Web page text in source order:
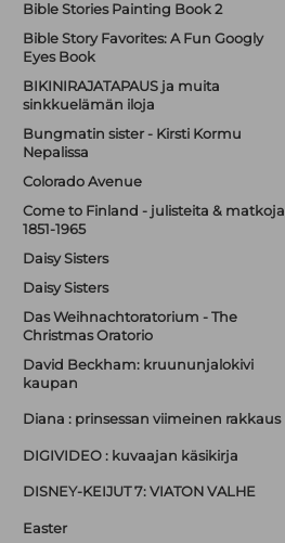
Bible Stories Painting Book 2
Bible Story Favorites: A Fun Googly
Eyes Book
BIKINIRAJATAPAUS ja muita
sinkkuelämän iloja
Bungmatin sister - Kirsti Kormu
Nepalissa
Colorado Avenue
Come to Finland - julisteita & matkoja
1851-1965
Daisy Sisters
Daisy Sisters
Das Weihnachtoratorium - The
Christmas Oratorio
David Beckham: kruununjalokivi
kaupan
Diana : prinsessan viimeinen rakkaus
DIGIVIDEO : kuvaajan käsikirja
DISNEY-KEIJUT 7: VIATON VALHE
Easter